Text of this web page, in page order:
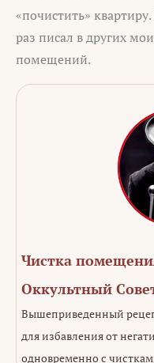
«почистить»
раз писал в других
помещений.
Чистка
Оккультный
Вышеприведенный
для избавления от
одновременно с